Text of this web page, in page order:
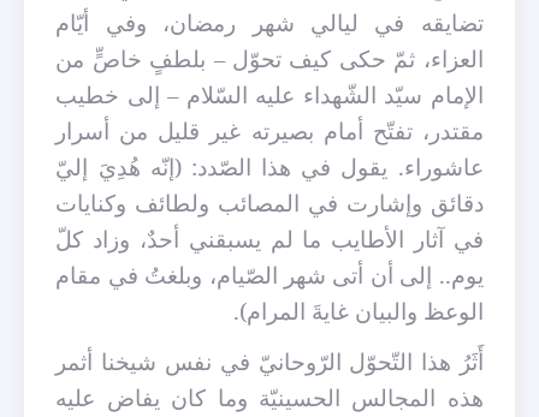
تضايقه في ليالي شهر رمضان، وفي أيّام
العزاء، ثمّ حكى كيف تحوّل – بلطفٍ خاصٍّ من
الإمام سيّد الشّهداء عليه السّلام – إلى خطيب
مقتدر، تفتّح أمام بصيرته غير قليل من أسرار
عاشوراء. يقول في هذا الصّدد: (إنّه هُدِيَ إليّ
دقائق وإشارت في المصائب ولطائف وكنايات
في آثار الأطايب ما لم يسبقني أحدٌ، وزاد كلّ
يوم.. إلى أن أتى شهر الصّيام، وبلغتُ في مقام
الوعظ والبيان غايةَ المرام).
أَثَرُ هذا التّحوّل الرّوحانيّ في نفس شيخنا أثمر
هذه المجالس الحسينيّة وما كان يفاض عليه